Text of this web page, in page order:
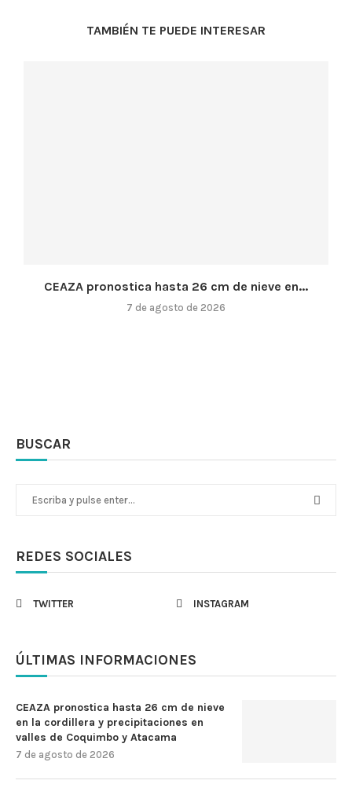
TAMBIÉN TE PUEDE INTERESAR
CEAZA pronostica hasta 26 cm de nieve en...
7 de agosto de 2026
BUSCAR
REDES SOCIALES
TWITTER INSTAGRAM
ÚLTIMAS INFORMACIONES
CEAZA pronostica hasta 26 cm de nieve
en la cordillera y precipitaciones en
valles de Coquimbo y Atacama
7 de agosto de 2026